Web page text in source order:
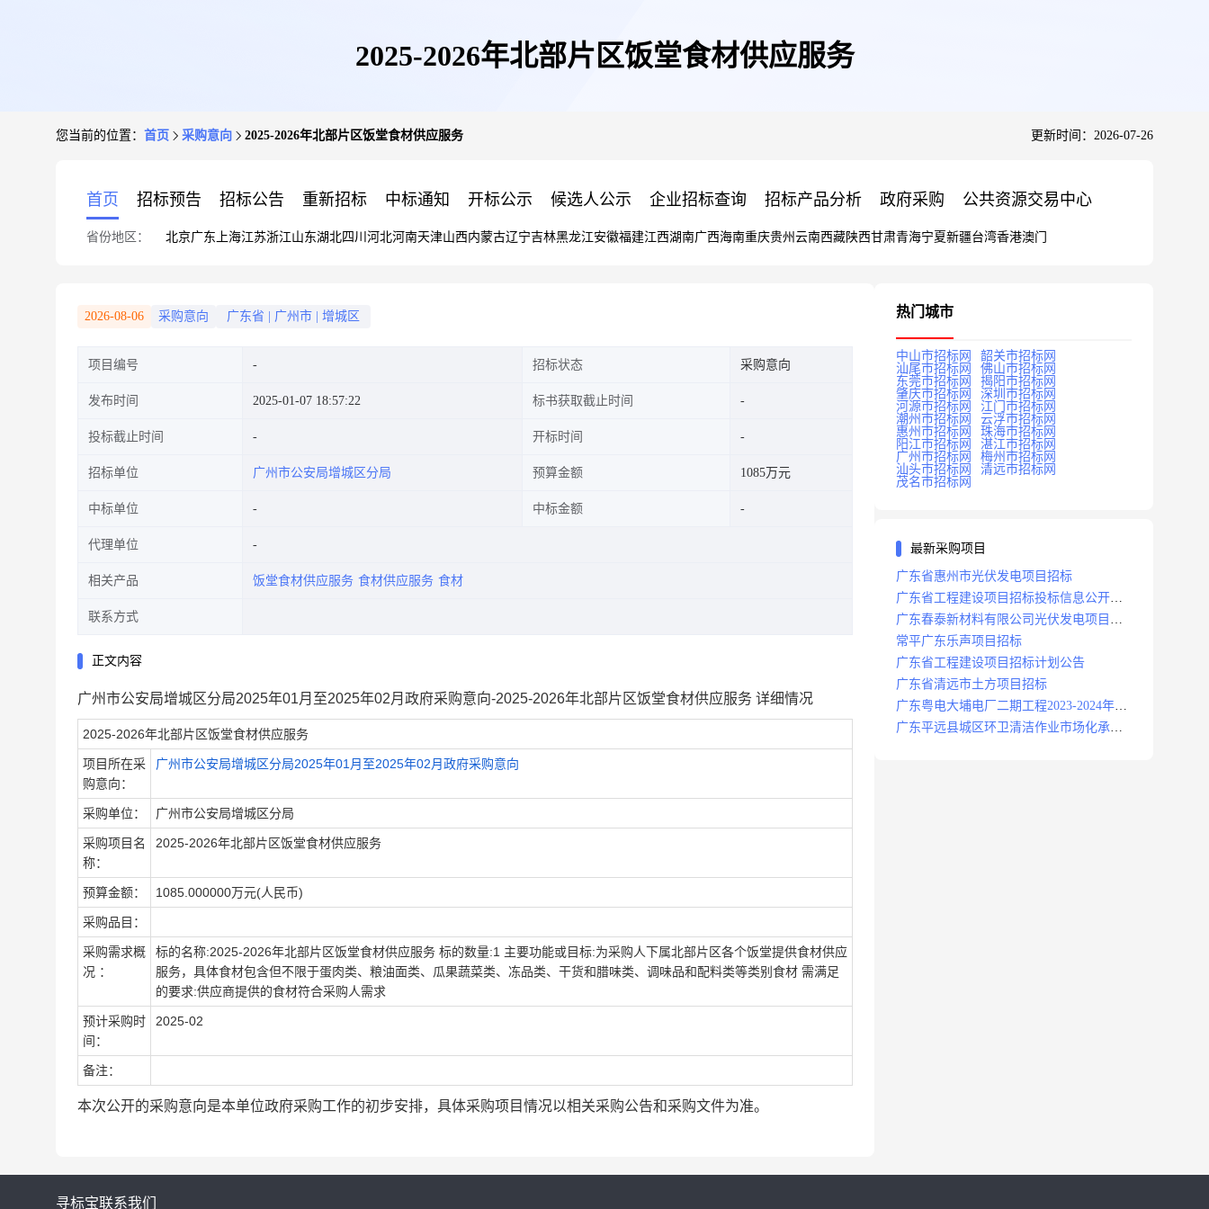
2025-2026年北部片区饭堂食材供应服务
您当前的位置： 首页 采购意向 2025-2026年北部片区饭堂食材供应服务 更新时间：2026-07-26
首页 招标预告 招标公告 重新招标 中标通知 开标公示 候选人公示 企业招标查询 招标产品分析 政府采购 公共资源交易中心
省份地区： 北京广东 上海江苏浙江山东湖北四川 河北河南天津山西内蒙古辽宁吉林黑龙江安徽福建江西湖南广西海南重庆贵州 云南西藏陕西甘肃青海宁夏新疆台湾香港澳门
2026-08-06 采购意向 广东省 广州市 增城区
项目编号 招标状态 采购意向
发布时间 2025-01-07 18:57:22 标书获取截止时间
投标截止时间 开标时间
招标单位 广州市公安局增城区分局 预算金额 1085万元
中标单位 中标金额
代理单位
相关产品 饭堂食材供应服务 食材供应服务 食材
联系方式
正文内容
广州市公安局增城区分局2025年01月至2025年02月政府采购意向-2025-2026年北部片区饭堂食材供应服务 详细情况
2025-2026年北部片区饭堂食材供应服务
项目所在采
购意向：
广州市公安局增城区分局2025年01月至2025年02月政府采购意向
采购单位： 广州市公安局增城区分局
采购项目名
称：
2025-2026年北部片区饭堂食材供应服务
预算金额： 1085.000000万元(人民币)
采购品目：
采购需求概
况 ：
标的名称:2025-2026年北部片区饭堂食材供应服务 标的数量:1 主要功能或目标:为采购人下属北部片区各个饭堂提供食材供应
服务，具体食材包含但不限于蛋肉类、粮油面类、瓜果蔬菜类、冻品类、干货和腊味类、调味品和配料类等类别食材 需满足
的要求:供应商提供的食材符合采购人需求
预计采购时
间：
2025-02
备注：
本次公开的采购意向是本单位政府采购工作的初步安排，具体采购项目情况以相关采购公告和采购文件为准。
热门城市
中山市招标网
韶关市招标网
汕尾市招标网
佛山市招标网
东莞市招标网
揭阳市招标网
肇庆市招标网
深圳市招标网
河源市招标网
江门市招标网
潮州市招标网
云浮市招标网
惠州市招标网
珠海市招标网
阳江市招标网
湛江市招标网
广州市招标网
梅州市招标网
汕头市招标网
清远市招标网
茂名市招标网
最新采购项目
广东省惠州市光伏发电项目招标
广东省工程建设项目招标投标信息公开目
录
广东春泰新材料有限公司光伏发电项目招
标
常平广东乐声项目招标
广东省工程建设项目招标计划公告
广东省清远市土方项目招标
广东粤电大埔电厂二期工程2023-2024年度
安保服务项目招标公告
广东平远县城区环卫清洁作业市场化承包
寻标宝联系我们